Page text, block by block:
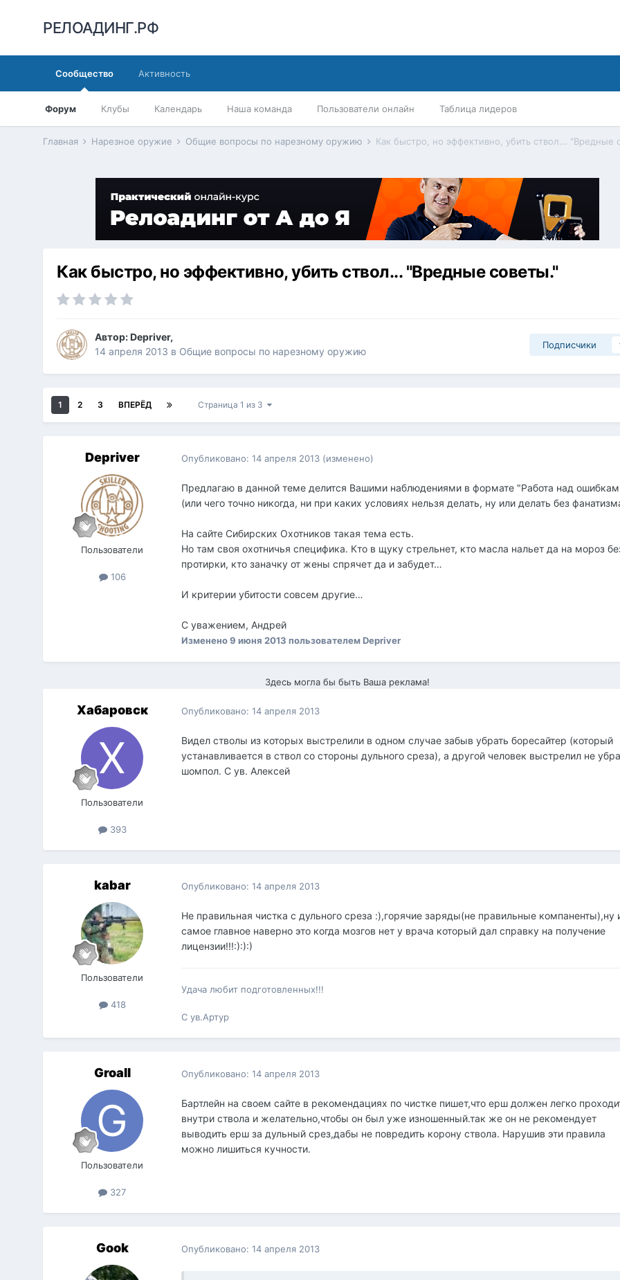
РЕЛОАДИНГ.РФ
Сообщество
Форум Клубы Календарь Наша команда Пользователи онлайн Таблица лидеров
Активность
Главная Нарезное оружие Общие вопросы по нарезному оружию Как быстро, но эффективно, убить ствол... "Вредные
Как быстро, но эффективно, убить ствол... "Вредные советы."
Автор:Depriver,
14 апреля 2013 в Общие вопросы по нарезному оружию
Подписчики
1 2 3 ВПЕРЁД Страница 1 из 3
Depriver
Пользователи
106
Опубликовано:14 апреля 2013 (изменено)
Предлагаю в данной теме делится Вашими наблюдениями в формате "Работа над
(или чего точно никогда, ни при каких условиях нельзя делать, ну или делать без
На сайте Сибирских Охотников такая тема есть.
Но там своя охотничья специфика. Кто в щуку стрельнет, кто масла нальет да на мороз
протирки, кто заначку от жены спрячет да и забудет…
И критерии убитости совсем другие…
С уважением, Андрей
Изменено9 июня 2013 пользователем Depriver
Здесь могла бы быть Ваша реклама!
Хабаровск
Пользователи
393
Опубликовано:14 апреля 2013
Видел стволы из которых выстрелили в одном случае забыв убрать боресайтер (который
устанавливается в ствол со стороны дульного среза), а другой человек выстрелил не
шомпол. С ув. Алексей
kabar
Пользователи
418
Опубликовано:14 апреля 2013
Не правильная чистка с дульного среза :),горячие заряды(не правильные компаненты),ну
самое главное наверно это когда мозгов нет у врача который дал справку на получение
лицензии!!!:):):)
Удача любит подготовленных!!!
С ув.Артур
Groall
Пользователи
327
Опубликовано:14 апреля 2013
Бартлейн на своем сайте в рекомендациях по чистке пишет,что ерш должен легко
внутри ствола и желательно,чтобы он был уже изношенный.так же он не рекомендует
выводить ерш за дульный срез,дабы не повредить корону ствола. Нарушив эти правила
можно лишиться кучности.
Gook Опубликовано:14 апреля 2013